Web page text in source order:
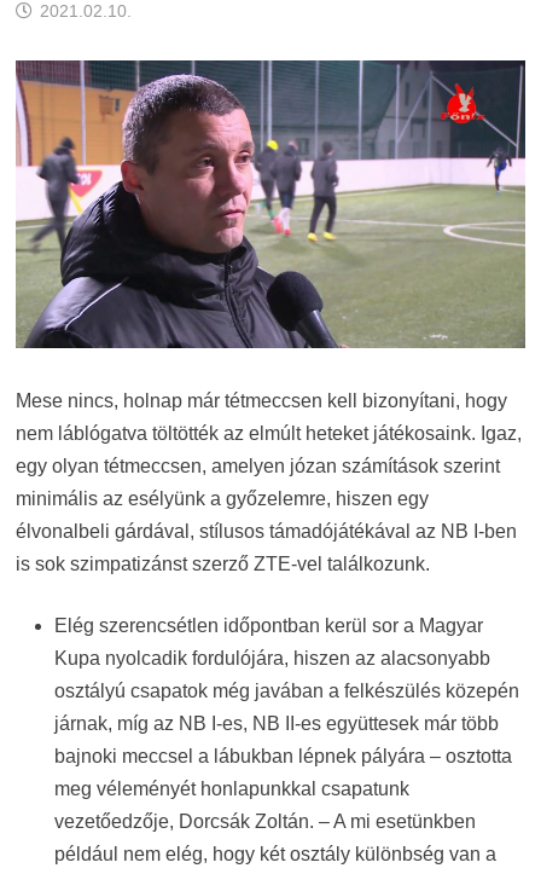
2021.02.10.
Mese nincs, holnap már tétmeccsen kell bizonyítani, hogy
nem láblógatva töltötték az elmúlt heteket játékosaink. Igaz,
egy olyan tétmeccsen, amelyen józan számítások szerint
minimális az esélyünk a győzelemre, hiszen egy
élvonalbeli gárdával, stílusos támadójátékával az NB I-ben
is sok szimpatizánst szerző ZTE-vel találkozunk.
Elég szerencsétlen időpontban kerül sor a Magyar
Kupa nyolcadik fordulójára, hiszen az alacsonyabb
osztályú csapatok még javában a felkészülés közepén
járnak, míg az NB I-es, NB II-es együttesek már több
bajnoki meccsel a lábukban lépnek pályára – osztotta
meg véleményét honlapunkkal csapatunk
vezetőedzője, Dorcsák Zoltán. – A mi esetünkben
például nem elég, hogy két osztály különbség van a